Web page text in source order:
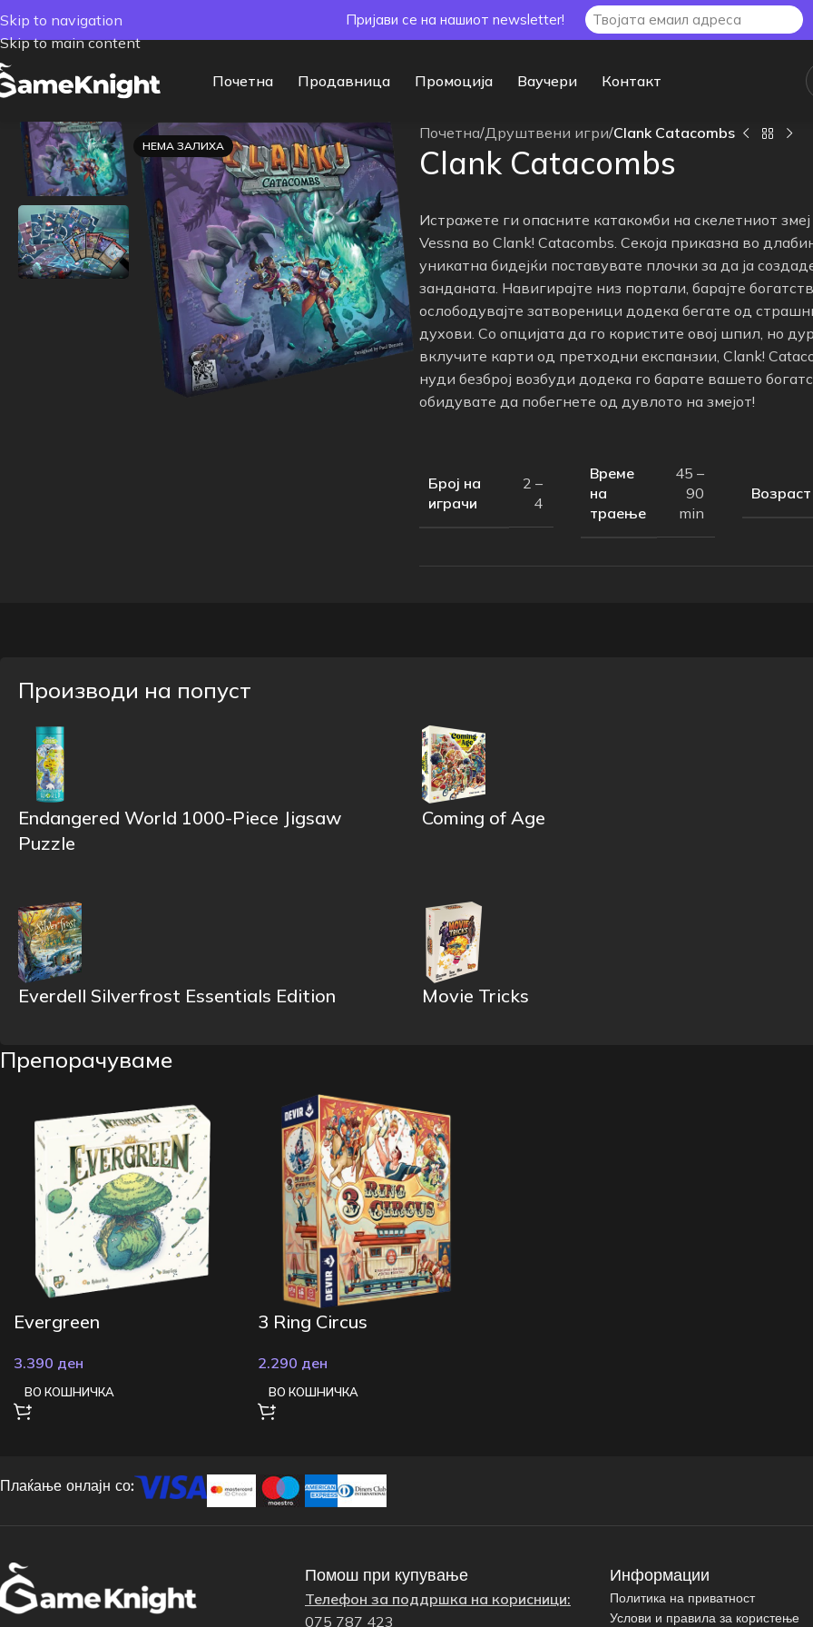
Skip to navigation
Skip to main content
Почетна Продавница Промоција Ваучери Контакт
НЕМА ЗАЛИХА
Почетна/Друштвени игри/Clank Catacombs
Clank Catacombs
Истражете ги опасните катакомби на скелетниот
Vessna во Clank! Catacombs. Секоја приказна во
уникатна бидејќи поставувате плочки за да ја
занданата. Навигирајте низ портали, барајте
ослободувајте затвореници додека бегате од
духови. Со опцијата да го користите овој шпил, но
вклучите карти од претходни експанзии, Clank!
нуди безброј возбуди додека го барате вашето
обидувате да побегнете од дувлото на змејот!
Број на
играчи
2 –
4
Време
на
траење
45 –
90
min
Возраст
Производи на попуст
Endangered World 1000-Piece Jigsaw
Puzzle
Coming of Age
Everdell Silverfrost Essentials Edition Movie Tricks
Препорачуваме
Evergreen
3.390 ден
ВО КОШНИЧКА
3 Ring Circus
2.290 ден
ВО КОШНИЧКА
Плаќање онлајн со:
Помош при купување
Телефон за поддршка на корисници:
075 787 423
Информации
Политика на приватност
Услови и правила за користење
Пријави се на нашиот newsletter!